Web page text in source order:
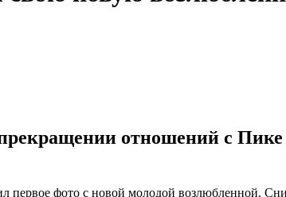
отношений с
фото с новой молодой возлюбленной.